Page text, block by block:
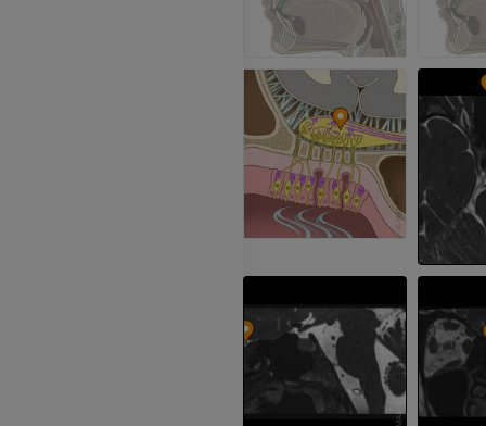
PREMIUM
Antepé IRM
IRM
PREMIUM
CTA da
TC
PREMIUM
Perna
GRÁTIS
Arteriografia
inferiores
Angiografia